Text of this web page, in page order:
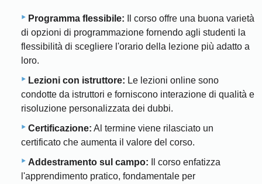
Programma flessibile: Il corso offre una buona varietà
di opzioni di programmazione fornendo agli studenti la
flessibilità di scegliere l'orario della lezione più adatto a
loro.
Lezioni con istruttore: Le lezioni online sono
condotte da istruttori e forniscono interazione di qualità e
risoluzione personalizzata dei dubbi.
Certificazione: Al termine viene rilasciato un
certificato che aumenta il valore del corso.
Addestramento sul campo: Il corso enfatizza
l'apprendimento pratico, fondamentale per